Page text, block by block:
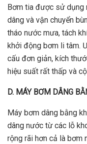
Bơm tia được sử dụng
dâng và vận chuyển
tháo nước mưa, tách
khởi động bơm li tâm.
cấu đơn giản, kích
hiệu suất rất thấp và
D. MÁY BƠM DÂNG
Máy bơm dâng bằng
dâng nước từ các lỗ
rộng rãi hơn cả là bơm